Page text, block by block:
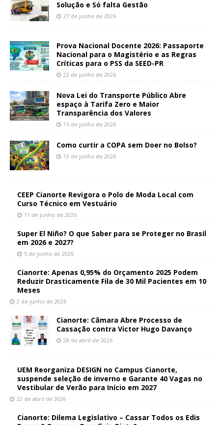
Solução e Só falta Gestão
27 de junho de 2026
Prova Nacional Docente 2026: Passaporte
Nacional para o Magistério e as Regras
Críticas para o PSS da SEED-PR
22 de junho de 2026
Nova Lei do Transporte Público Abre
espaço à Tarifa Zero e Maior
Transparência dos Valores
15 de junho de 2026
Como curtir a COPA sem Doer no Bolso?
13 de junho de 2026
CEEP Cianorte Revigora o Polo de Moda Local com
Curso Técnico em Vestuário
11 de junho de 2026
Super El Niño? O que Saber para se Proteger no Brasil
em 2026 e 2027?
5 de junho de 2026
Cianorte: Apenas 0,95% do Orçamento 2025 Podem
Reduzir Drasticamente Fila de 30 Mil Pacientes em 10
Meses
2 de junho de 2026
Cianorte: Câmara Abre Processo de
Cassação contra Victor Hugo Davanço
28 de abril de 2026
UEM Reorganiza DESIGN no Campus Cianorte,
suspende seleção de inverno e Garante 40 Vagas no
Vestibular de Verão para Início em 2027
22 de abril de 2026
Cianorte: Dilema Legislativo – Cassar Todos os Edis